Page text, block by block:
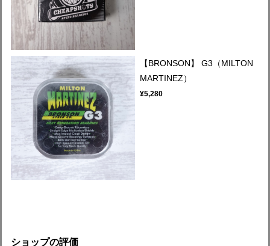
【BRONSON】 G3（MILTON
MARTINEZ）
¥5,280
ショップの評価